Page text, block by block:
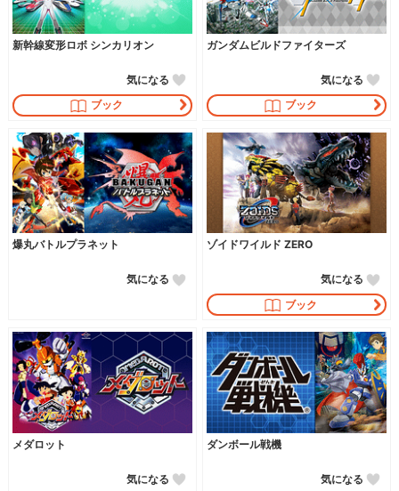
新幹線変形ロボ シンカリオン
ブック
気になる
ガンダムビルドファイターズ
ブック
気になる
爆丸バトルプラネット
気になる
ゾイドワイルド ZERO
ブック
気になる
メダロット
気になる
ダンボール戦機
気になる